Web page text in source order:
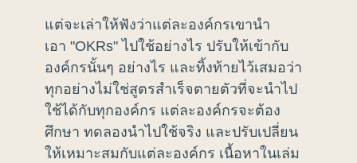
แต่จะเล่าให้ฟังว่าแต่ละองค์กรเขานำ
เอา "OKRs" ไปใช้อย่างไร ปรับให้เข้ากับ
องค์กรนั้นๆ อย่างไร และทิ้งท้ายไว้เสมอว่า
ทุกอย่างไม่ใช่สูตรสำเร็จตายตัวที่จะนำไป
ใช้ได้กับทุกองค์กร แต่ละองค์กรจะต้อง
ศึกษา ทดลองนำไปใช้จริง และปรับเปลี่ยน
ให้เหมาะสมกับแต่ละองค์กร เนื้อหาในเล่ม